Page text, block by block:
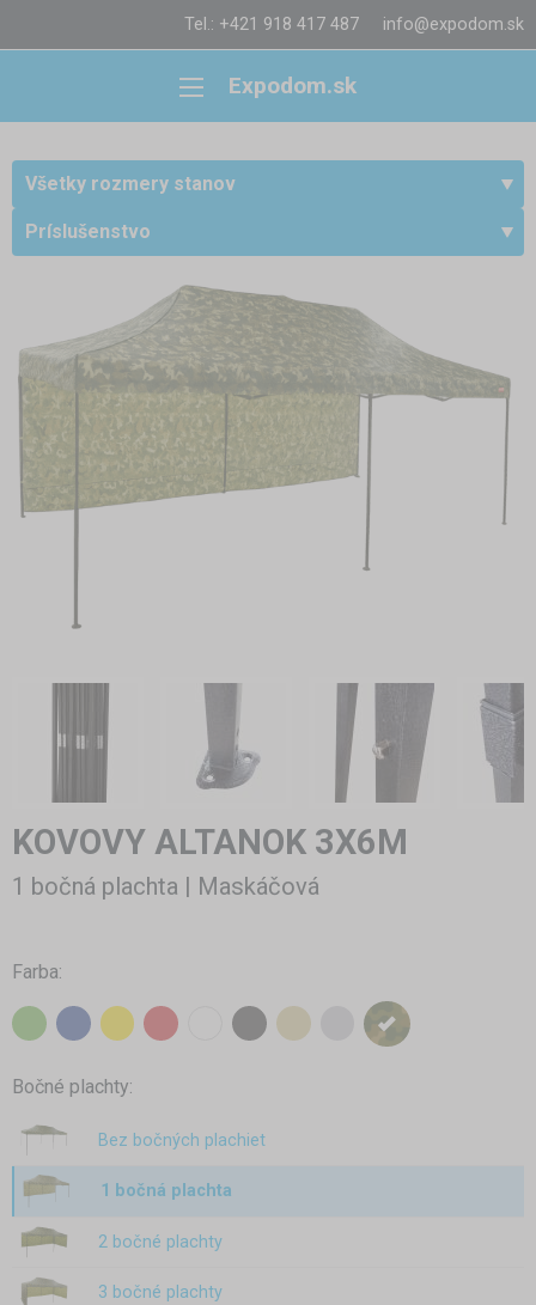
Tel.: +421 918 417 487 info@expodom.sk
Expodom.sk
Všetky rozmery stanov
Príslušenstvo
KOVOVY ALTANOK 3X6M
1 bočná plachta | Maskáčová
Farba:
Bočné plachty:
Bez bočných plachiet
1 bočná plachta
2 bočné plachty
3 bočné plachty